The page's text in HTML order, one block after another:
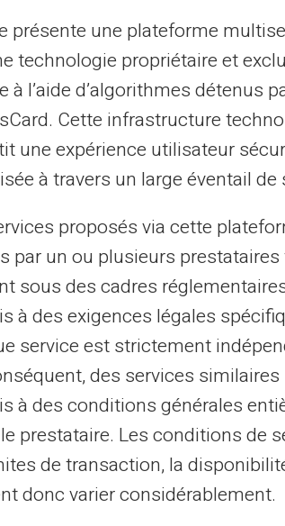
carte pour vos
lors du choix de votre
de transaction internationaux
de devises. L'absence de
décisif pour ceux désirant
document justificatif.
cartes prépayées
des services similaires, mais
de recharge. La clarté des
son acceptation quasi-
grande liberté dans l'utilisation
présente une plateforme
technologie propriétaire et
à l’aide d’algorithmes détenus
Cette infrastructure
une expérience utilisateur
à travers un large éventail de
proposés via cette
par un ou plusieurs prestataires
sous des cadres
à des exigences légales
service est strictement
des services
à des conditions générales
prestataire. Les conditions de
de transaction, la
donc varier considérablement.